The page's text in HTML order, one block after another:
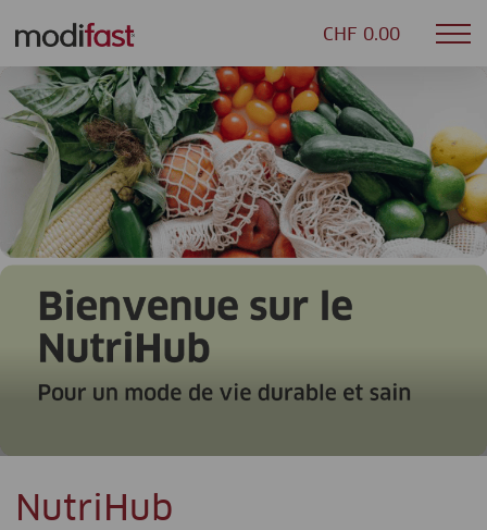
Modifast
CHF 0.00
NutriHub